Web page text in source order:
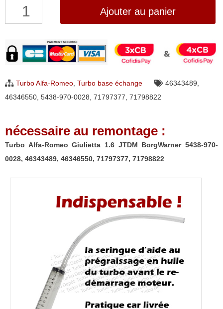
quantité
Alfa-
Romeo
1.6
5438-
970-
0028,
Ajouter au panier
Turbo Alfa-Romeo, Turbo base échange 46343489,
46346550, 5438-970-0028, 71797377, 71798822
nécessaire au remontage :
Turbo Alfa-Romeo Giulietta 1.6 JTDM BorgWarner 5438-970-
0028, 46343489, 46346550, 71797377, 71798822